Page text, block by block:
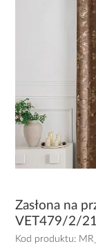
Zasłona na
VET479/2/
Kod produktu: